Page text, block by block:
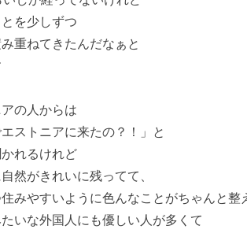
を少しずつ
重ねてきたんだなぁと
の人からは
エストニアに来たの？！」と
れるけれど
然がきれいに残ってて、
みやすいように色んなことがちゃんと整
いな外国人にも優しい人が多くて